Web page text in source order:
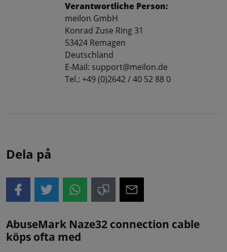
Verantwortliche Person:
meilon GmbH
Konrad Zuse Ring 31
53424 Remagen
Deutschland
E-Mail: support@meilon.de
Tel.: +49 (0)2642 / 40 52 88 0
Dela på
AbuseMark Naze32 connection cable
köps ofta med